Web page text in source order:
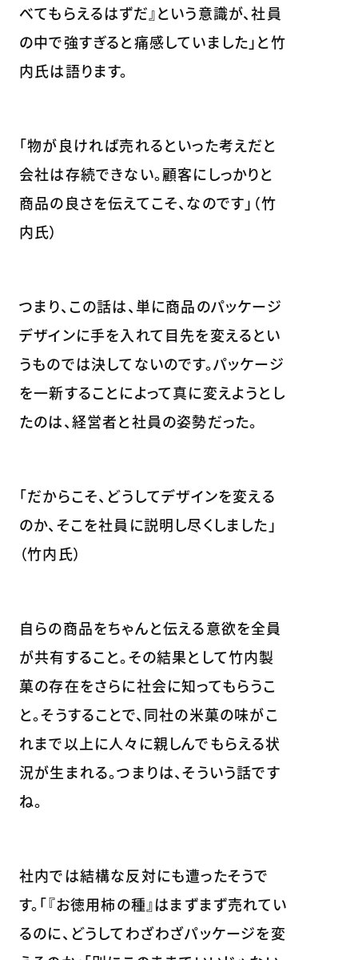
べてもらえるはずだ』という意識が、社員
の中で強すぎると痛感していました」と竹
内氏は語ります。
「物が良ければ売れるといった考えだと
会社は存続できない。顧客にしっかりと
商品の良さを伝えてこそ、なのです」（竹
内氏）
つまり、この話は、単に商品のパッケージ
デザインに手を入れて目先を変えるとい
うものでは決してないのです。パッケージ
を一新することによって真に変えようとし
たのは、経営者と社員の姿勢だった。
「だからこそ、どうしてデザインを変える
のか、そこを社員に説明し尽くしました」
（竹内氏）
自らの商品をちゃんと伝える意欲を全員
が共有すること。その結果として竹内製
菓の存在をさらに社会に知ってもらうこ
と。そうすることで、同社の米菓の味がこ
れまで以上に人々に親しんでもらえる状
況が生まれる。つまりは、そういう話です
ね。
社内では結構な反対にも遭ったそうで
す。「『お徳用柿の種』はまずまず売れてい
るのに、どうしてわざわざパッケージを変